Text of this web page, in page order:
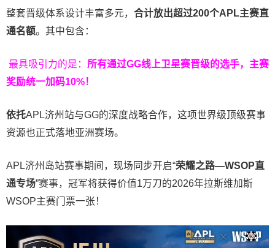
整套晋级体系设计丰富多元， 合计放出超过200个APL主赛直
通名额。其中包含：
最具吸引力的是： 所有通过GG线上卫星赛晋级的选手，主赛
奖励统一加码10%！
依托APL济州站与GG的深度战略合作，这项世界级顶级赛事
资源也正式落地亚洲赛场。
APL济州岛站赛事期间，现场同步开启“荣耀之路—WSOP直
通专场”赛事，冠军将获得价值1万刀的2026年拉斯维加斯
WSOP主赛门票一张！